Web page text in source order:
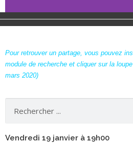
Pour les parents et
Pour retrouver un partage, vous pouvez
module de recherche et cliquer sur la
mars 2020)
Vendredi 19 janvier à 19h00